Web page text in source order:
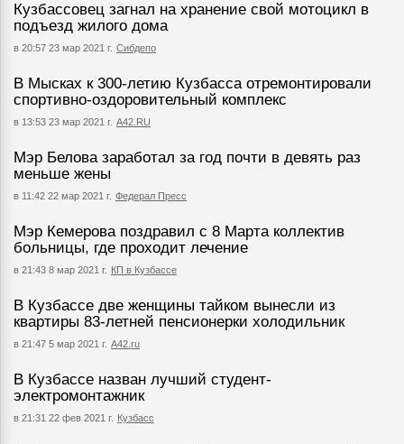
Кузбассовец загнал на хранение свой мотоцикл в
подъезд жилого дома
в 20:57 23 мар 2021 г. Сибдепо
В Мысках к 300-летию Кузбасса отремонтировали
спортивно-оздоровительный комплекс
в 13:53 23 мар 2021 г. А42.RU
Мэр Белова заработал за год почти в девять раз
меньше жены
в 11:42 22 мар 2021 г. Федерал Пресс
Мэр Кемерова поздравил с 8 Марта коллектив
больницы, где проходит лечение
в 21:43 8 мар 2021 г. КП в Кузбассе
В Кузбассе две женщины тайком вынесли из
квартиры 83-летней пенсионерки холодильник
в 21:47 5 мар 2021 г. А42.ru
В Кузбассе назван лучший студент-
электромонтажник
в 21:31 22 фев 2021 г. Кузбасс